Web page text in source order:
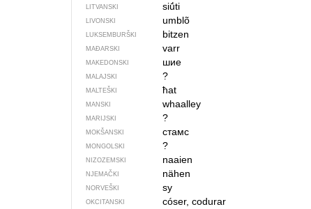
LITVANSKI siū́ti
LIVONSKI umblõ
LUKSEMBURŠKI bitzen
MAĐARSKI varr
MAKEDONSKI шие
MALAJSKI ?
MALTEŠKI ħat
MANSKI whaalley
MARIJSKI ?
MOKŠANSKI стамс
MONGOLSKI ?
NIZOZEMSKI naaien
NJEMAČKI nähen
NORVEŠKI sy
OKCITANSKI cóser, codurar